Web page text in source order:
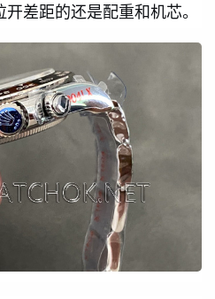
差距的还是配重和机芯。